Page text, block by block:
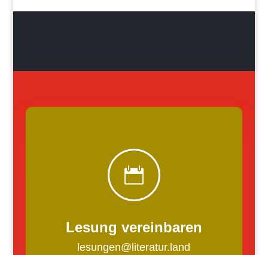

Lesung vereinbaren
lesungen@literatur.land